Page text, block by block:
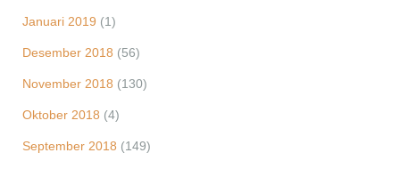
Januari 2019 (1)
Desember 2018 (56)
November 2018 (130)
Oktober 2018 (4)
September 2018 (149)